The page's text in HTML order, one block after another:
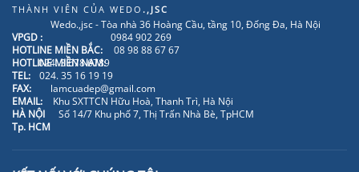
THÀNH VIÊN CỦA WEDO .,JSC
VPGD :
Wedo.,jsc - Tòa nhà 36 Hoàng Cầu, tầng 10, Đống Đa, Hà Nội
HOTLINE MIỀN BẮC:
0984 902 269
HOTLINE MIỀN NAM:
08 98 88 67 67
TEL:
024. 3 678 6789
FAX:
024. 35 16 19 19
EMAIL:
lamcuadep@gmail.com
HÀ NỘI
Khu SXTTCN Hữu Hoà, Thanh Trì, Hà Nội
Tp. HCM
Số 14/7 Khu phố 7, Thị Trấn Nhà Bè, TpHCM